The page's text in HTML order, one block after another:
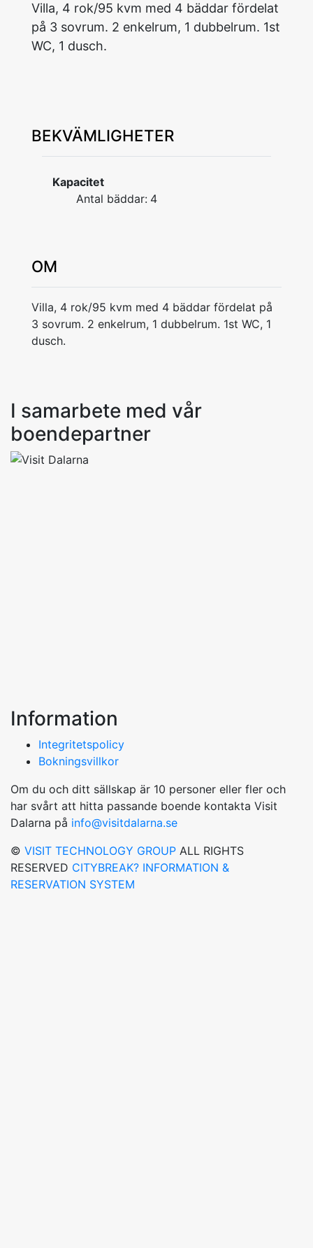
Villa, 4 rok/95 kvm med 4 bäddar fördelat
på 3 sovrum. 2 enkelrum, 1 dubbelrum. 1st
WC, 1 dusch.
BEKVÄMLIGHETER
Kapacitet
Antal bäddar: 4
OM
Villa, 4 rok/95 kvm med 4 bäddar fördelat på
3 sovrum. 2 enkelrum, 1 dubbelrum. 1st WC, 1
I samarbete med vår
boendepartner
Information
Integritetspolicy
Bokningsvillkor
Om du och ditt sällskap är 10 personer eller fler och
har svårt att hitta passande boende kontakta Visit
Dalarna på info@visitdalarna.se
© VISIT TECHNOLOGY GROUP ALL RIGHTS
RESERVED CITYBREAK? INFORMATION &
RESERVATION SYSTEM